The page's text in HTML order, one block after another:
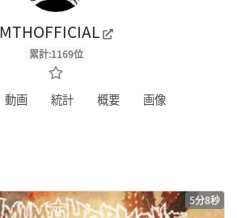
MTHOFFICIAL
累計:1169位
動画 統計 概要 画像
5分8秒